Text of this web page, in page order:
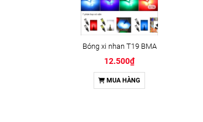
Bóng xi nhan T19 BMA
12.500₫
MUA HÀNG